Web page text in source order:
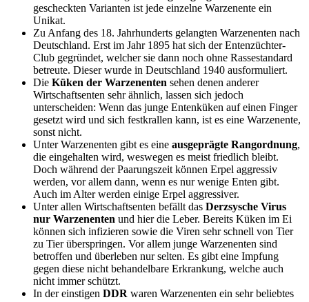
gescheckten Varianten ist jede einzelne Warzenente ein
Unikat.
Zu Anfang des 18. Jahrhunderts gelangten Warzenenten nach
Deutschland. Erst im Jahr 1895 hat sich der Entenzüchter-
Club gegründet, welcher sie dann noch ohne Rassestandard
betreute. Dieser wurde in Deutschland 1940 ausformuliert.
Die Küken der Warzenenten sehen denen anderer
Wirtschaftsenten sehr ähnlich, lassen sich jedoch
unterscheiden: Wenn das junge Entenküken auf einen Finger
gesetzt wird und sich festkrallen kann, ist es eine Warzenente,
sonst nicht.
Unter Warzenenten gibt es eine ausgeprägte Rangordnung,
die eingehalten wird, weswegen es meist friedlich bleibt.
Doch während der Paarungszeit können Erpel aggressiv
werden, vor allem dann, wenn es nur wenige Enten gibt.
Auch im Alter werden einige Erpel aggressiver.
Unter allen Wirtschaftsenten befällt das Derzsysche Virus
nur Warzenenten und hier die Leber. Bereits Küken im Ei
können sich infizieren sowie die Viren sehr schnell von Tier
zu Tier überspringen. Vor allem junge Warzenenten sind
betroffen und überleben nur selten. Es gibt eine Impfung
gegen diese nicht behandelbare Erkrankung, welche auch
nicht immer schützt.
In der einstigen DDR waren Warzenenten ein sehr beliebtes